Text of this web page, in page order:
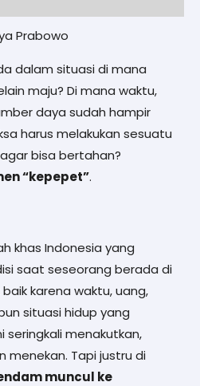
Prabowo
dalam situasi di mana
maju? Di mana waktu,
daya sudah hampir
harus melakukan sesuatu
bisa bertahan?
“kepepet”.
khas Indonesia yang
saat seseorang berada di
karena waktu, uang,
situasi hidup yang
seringkali menakutkan,
menekan. Tapi justru di
muncul ke